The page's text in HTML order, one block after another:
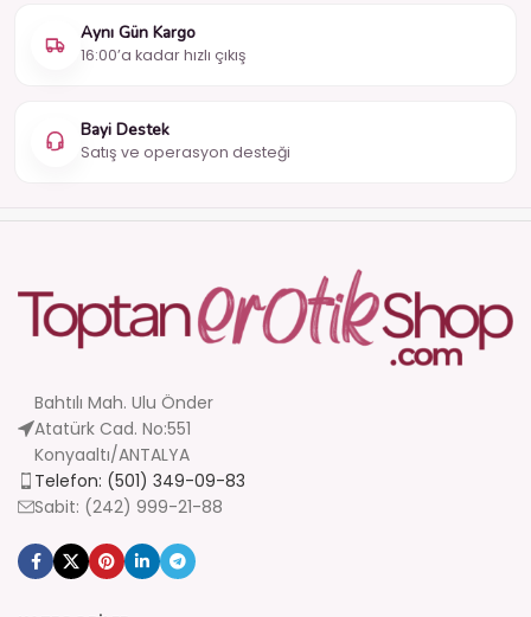
Aynı Gün Kargo
16:00’a kadar hızlı çıkış
Bayi Destek
Satış ve operasyon desteği
Bahtılı Mah. Ulu Önder
Atatürk Cad. No:551
Konyaaltı/ANTALYA
Telefon: (501) 349-09-83
Sabit: (242) 999-21-88